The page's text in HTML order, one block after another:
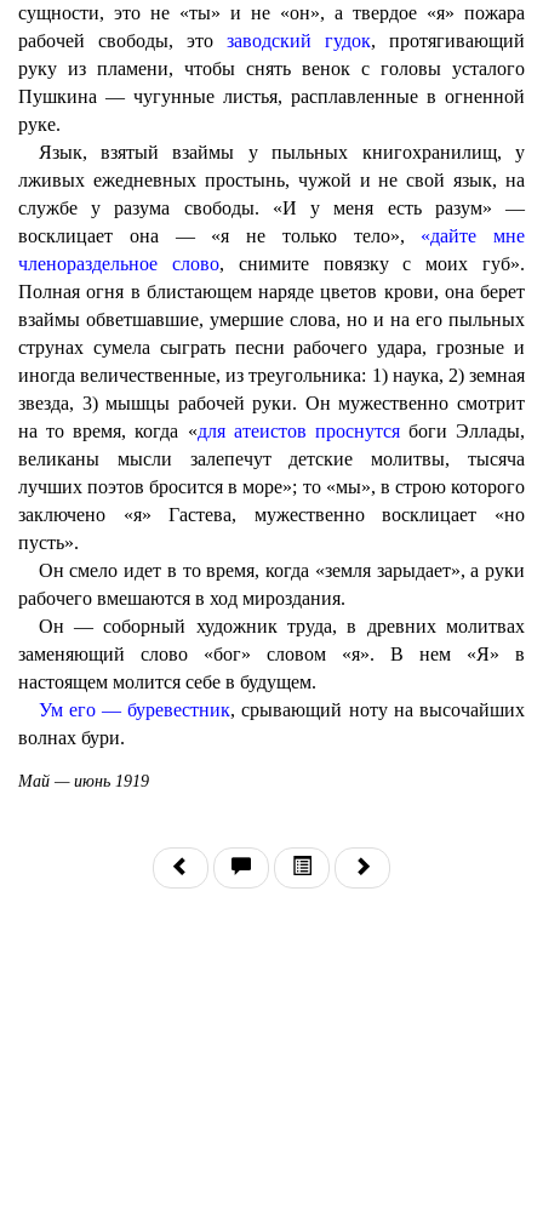
сущности, это не «ты» и не «он», а твердое «я» пожара
рабочей свободы, это заводский гудок, протягивающий
руку из пламени, чтобы снять венок с головы усталого
Пушкина — чугунные листья, расплавленные в огненной
руке.
Язык, взятый взаймы у пыльных книгохранилищ, у
лживых ежедневных простынь, чужой и не свой язык, на
службе у разума свободы. «И у меня есть разум» —
восклицает она — «я не только тело», «дайте мне
членораздельное слово, снимите повязку с моих губ».
Полная огня в блистающем наряде цветов крови, она берет
взаймы обветшавшие, умершие слова, но и на его пыльных
струнах сумела сыграть песни рабочего удара, грозные и
иногда величественные, из треугольника: 1) наука, 2) земная
звезда, 3) мышцы рабочей руки. Он мужественно смотрит
на то время, когда «для атеистов проснутсябоги Эллады,
великаны мысли залепечут детские молитвы, тысяча
лучших поэтов бросится в море»; то «мы», в строю которого
заключено «я» Гастева, мужественно восклицает «но
пусть».
Он смело идет в то время, когда «земля зарыдает», а руки
рабочего вмешаются в ход мироздания.
Он — соборный художник труда, в древних молитвах
заменяющий слово «бог» словом «я». В нем «Я» в
настоящем молится себе в будущем.
Ум его — буревестник, срывающий ноту на высочайших
волнах бури.
Май — июнь 1919